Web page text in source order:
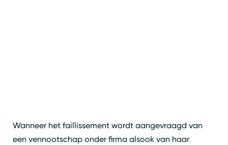
Wanneer het faillissement wordt aangevraagd van
een vennootschap onder firma alsook van haar